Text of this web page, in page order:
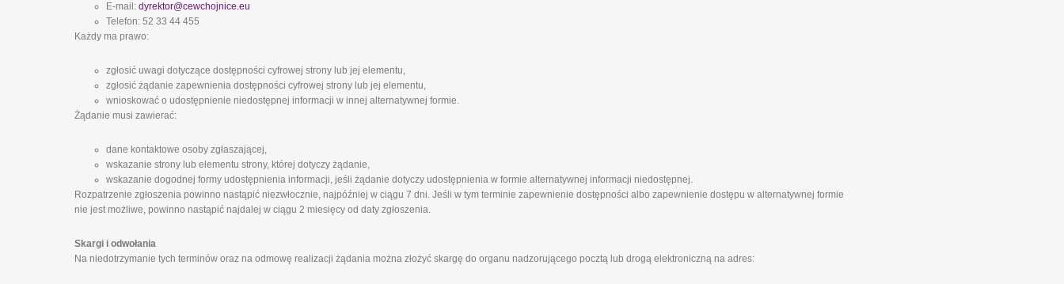
E-mail: dyrektor@cewchojnice.eu
Telefon: 52 33 44 455
Każdy ma prawo:
zgłosić uwagi dotyczące dostępności cyfrowej strony lub jej elementu,
zgłosić żądanie zapewnienia dostępności cyfrowej strony lub jej elementu,
wnioskować o udostępnienie niedostępnej informacji w innej alternatywnej formie.
Żądanie musi zawierać:
dane kontaktowe osoby zgłaszającej,
wskazanie strony lub elementu strony, której dotyczy żądanie,
wskazanie dogodnej formy udostępnienia informacji, jeśli żądanie dotyczy udostępnienia w formie alternatywnej informacji niedostępnej.
Rozpatrzenie zgłoszenia powinno nastąpić niezwłocznie, najpóźniej w ciągu 7 dni. Jeśli w tym terminie zapewnienie dostępności albo zapewnienie dostępu w alternatywnej formie
nie jest możliwe, powinno nastąpić najdalej w ciągu 2 miesięcy od daty zgłoszenia.
Skargi i odwołania
Na niedotrzymanie tych terminów oraz na odmowę realizacji żądania można złożyć skargę do organu nadzorującego pocztą lub drogą elektroniczną na adres: